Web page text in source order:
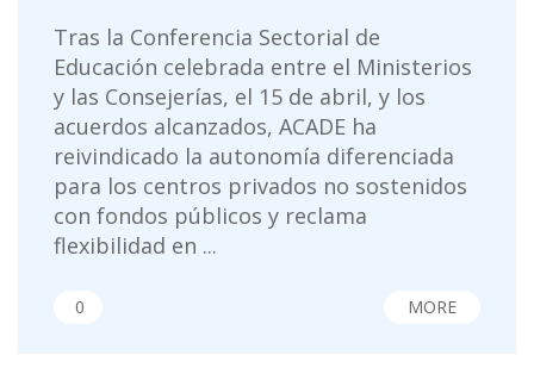
Tras la Conferencia Sectorial de
Educación celebrada entre el Ministerios
y las Consejerías, el 15 de abril, y los
acuerdos alcanzados, ACADE ha
reivindicado la autonomía diferenciada
para los centros privados no sostenidos
con fondos públicos y reclama
flexibilidad en ...
0 MORE